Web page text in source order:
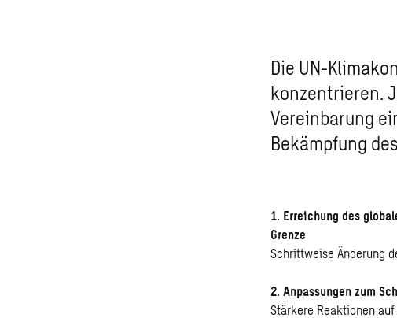
Die UN-
konzentrieren.
Vereinbarung
Bekämpfung
1. Erreichung des
Grenze
Schrittweise Änderung
2. Anpassungen zum
Stärkere Reaktionen